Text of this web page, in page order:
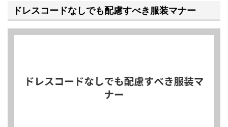
ドレスコードなしでも配慮すべき服装マナー